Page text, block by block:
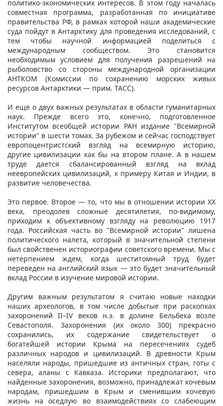
политико-экономических интересов. В этом году началась
совместная программа, разработанная по инициативе
правительства РФ, в рамках которой наши академические
суда пойдут в Антарктику для проведения исследований, с
тем чтобы научной информацией поделиться с
международным сообществом. Это становится
необходимым условием для получения разрешений на
рыболовство со стороны международной организации
АНТКОМ (Комиссии по сохранению морских живых
ресурсов Антарктики — прим. ТАСС).
И еще о двух важных результатах в области гуманитарных
наук. Прежде всего это, конечно, подготовленное
Институтом всеобщей истории РАН издание "Всемирной
истории" в шести томах. За рубежом и сейчас господствует
европоцентристский взгляд на всемирную историю,
другие цивилизации как бы на втором плане. А в нашем
труде дается сбалансированный взгляд на вклад
неевропейских цивилизаций, к примеру Китая и Индии, в
развитие человечества.
Это первое. Второе — то, что мы в отношении истории XX
века, преодолев сложные десятилетия, по-видимому,
приходим к объективному взгляду на революцию 1917
года. Российская часть во "Всемирной истории" лишена
политического налета, который в значительной степени
был свойственен историографии советского времени. Мы с
нетерпением ждем, когда шеститомный труд будет
переведен на английский язык — это будет значительный
вклад России в изучение мировой истории.
Другим важным результатом я считаю новые находки
наших археологов, в том числе добытые при раскопках
захоронений II–IV веков н.э. в долине Бельбека возле
Севастополя. Захоронения (их около 300) прекрасно
сохранились, их содержание свидетельствует о
богатейшей истории Крыма на пересечениях судеб
различных народов и цивилизаций. В древности Крым
населяли народы, пришедшие из античных стран, готы с
севера, аланы с Кавказа. Историки предполагают, что
найденные захоронения, возможно, принадлежат кочевым
народам, пришедшим в Крым и сменившим кочевую
жизнь на оседлую во взаимодействиях со слабеющим